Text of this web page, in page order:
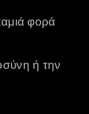
φορά
ή την